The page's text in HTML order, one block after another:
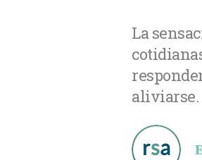
La
aliviarse.